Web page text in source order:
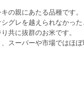
の親にあたる品種です。
グレを越えられなかっ
共に抜群のお米です。
スーパーや市場ではほ